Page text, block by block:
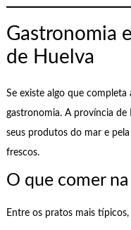
Gastronomia
de Huelva
Se existe algo que completa
gastronomia. A província de
seus produtos do mar e
frescos.
O que comer
Entre os pratos mais típicos,